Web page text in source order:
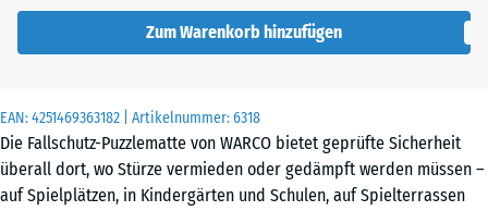
EAN:4251469363182 | Artikelnummer:6318
Die Fallschutz-Puzzlematte von WARCO bietet geprüfte Sicherheit
überall dort, wo Stürze vermieden oder gedämpft werden müssen –
auf Spielplätzen, in Kindergärten und Schulen, auf Spielterrassen
Bedarfsberechnung
x
50
x 3
cm
Zum Warenkorb hinzufügen